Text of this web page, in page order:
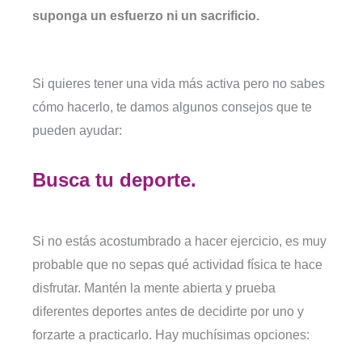
suponga un esfuerzo ni un sacrificio.
Si quieres tener una vida más activa pero no sabes
cómo hacerlo, te damos algunos consejos que te
pueden ayudar:
Busca tu deporte.
Si no estás acostumbrado a hacer ejercicio, es muy
probable que no sepas qué actividad física te hace
disfrutar. Mantén la mente abierta y prueba
diferentes deportes antes de decidirte por uno y
forzarte a practicarlo. Hay muchísimas opciones: